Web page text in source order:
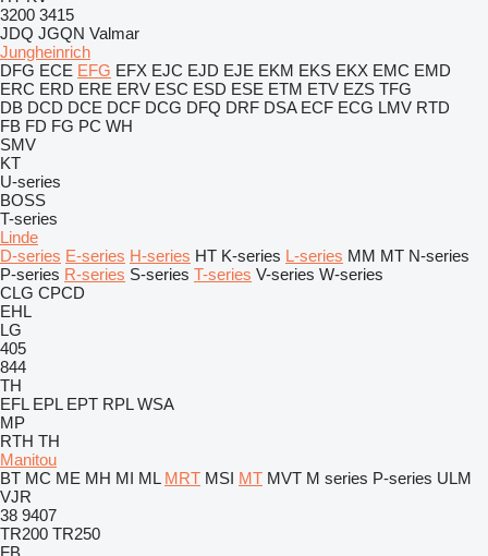
3200 3415
JDQ JGQN Valmar
Jungheinrich
DFG ECE EFG EFX EJC EJD EJE EKM EKS EKX EMC EMD
ERC ERD ERE ERV ESC ESD ESE ETM ETV EZS TFG
DB DCD DCE DCF DCG DFQ DRF DSA ECF ECG LMV RTD
FB FD FG PC WH
SMV
KT
U-series
BOSS
T-series
Linde
D-series E-series H-series HT K-series L-series MM MT N-series
P-series R-series S-series T-series V-series W-series
CLG CPCD
EHL
LG
405
844
TH
EFL EPL EPT RPL WSA
MP
RTH TH
Manitou
BT MC ME MH MI ML MRT MSI MT MVT M series P-series ULM
VJR
38 9407
TR200 TR250
FB